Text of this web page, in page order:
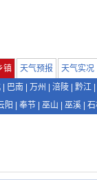
镇 天气预报
天气实况
巴南 万州 涪陵 黔江
阳 奉节 巫山 巫溪